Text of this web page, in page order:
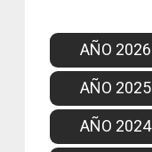
AÑO 2026
AÑO 2025
AÑO 2024